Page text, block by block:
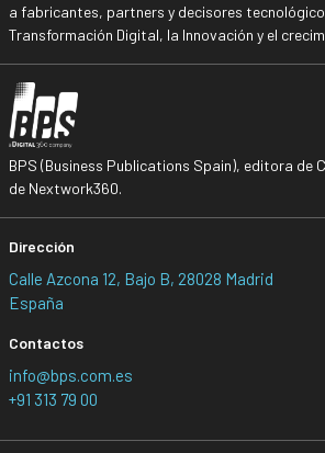
a fabricantes, partners y decisores
Transformación Digital, la Innovación y el
BPS (Business Publications Spain), editora de
de Nextwork360.
Dirección
Calle Azcona 12, Bajo B, 28028 Madrid
España
Contactos
info@bps.com.es
+91 313 79 00